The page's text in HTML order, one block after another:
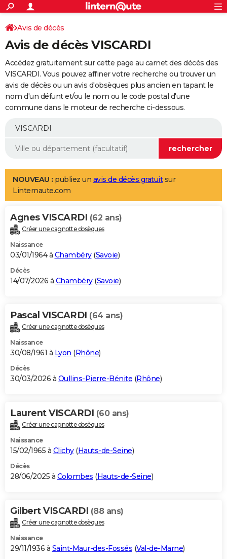
ACTUALITÉS
Politique
Société
Faits Divers
Education
Monde
Villes
+
SPORT
Coupe du monde 2026
Football
Tennis
Cyclisme
Rugby
Forum
Programme TV
TNT
Streaming
Cinéma
Sorties cinéma
Musique
+
FINANCE
Retraite
Epargne
Immobilier
Risques naturels par ville
Banque
Assurance
AUTO
Essais
Réserver un essai
Citadines
Berlines
SUV
Forum auto
+
Mobiles
Meilleur smartphone
Internet
Ordinateurs
Jeux vidéo
Guide high-tech
Aménagement intérieur
LIFESTYLE
Art de vivre
Bien-être
Loisirs
Mode
Modes de vie
Alimentation
Guide de la santé
Maladies
Médicaments
Sommeil
VOYAGE
Destinations
City break
Voyage nature
Voyage de noces
Forum
Climat
+PHOTO
GUIDES D'ACHAT
BONS PLANS
Carte de Noël
Carte Bonne année
Carte Saint-Valentin
Carte Pâques
Carte d'anniversaire
DICTIONNAIRE
Dictionnaire
Biographies
Citations
Expressions
Proverbes
PROGRAMME TV
S'inscrire
Se connecter
Lycées
Collèges
Primaires
Universités
Entreprises
Service militaire
Avis de recherche
AVIS DE DÉCÈS
Bricolage
Lifestyle
Culture
Sport
Auto
Television
Voyage
Cinema
Avis de décès
Avis de décès VISCARDI
Accédez gratuitement sur cette page au carnet des décès des
VISCARDI. Vous pouvez affiner votre recherche ou trouver un
avis de décès ou un avis d'obsèques plus ancien en tapant le
nom d'un défunt et/ou le nom ou le code postal d'une
commune dans le moteur de recherche ci-dessous.
NOUVEAU : publiez un avis de décès gratuitsur
Linternaute.com
Agnes VISCARDI (62 ans)
Créer une cagnotte obsèques
Naissance
03/01/1964 à Chambéry(Savoie)
Décès
14/07/2026 à Chambéry(Savoie)
Pascal VISCARDI (64 ans)
Créer une cagnotte obsèques
Naissance
30/08/1961 à Lyon (Rhône)
Décès
30/03/2026 à Oullins-Pierre-Bénite (Rhône)
Laurent VISCARDI (60 ans)
Créer une cagnotte obsèques
Naissance
15/02/1965 à Clichy(Hauts-de-Seine)
Décès
28/06/2025 à Colombes (Hauts-de-Seine)
Gilbert VISCARDI (88 ans)
Créer une cagnotte obsèques
Naissance
29/11/1936 à Saint-Maur-des-Fossés (Val-de-Marne)